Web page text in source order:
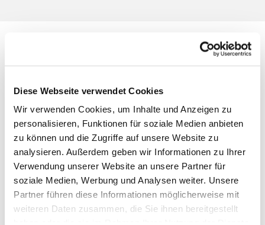
Diese Webseite verwendet Cookies
Wir verwenden Cookies, um Inhalte und Anzeigen zu
personalisieren, Funktionen für soziale Medien anbieten
zu können und die Zugriffe auf unsere Website zu
analysieren. Außerdem geben wir Informationen zu Ihrer
Verwendung unserer Website an unsere Partner für
soziale Medien, Werbung und Analysen weiter. Unsere
Partner führen diese Informationen möglicherweise mit
weiteren Daten zusammen, die Sie ihnen bereitgestellt